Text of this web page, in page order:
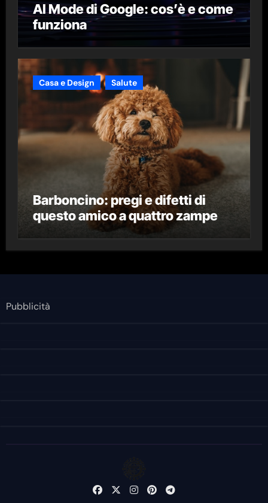
AI Mode di Google: cos’è e come
funziona
Casa e Design Salute
Barboncino: pregi e difetti di
questo amico a quattro zampe
Pubblicità